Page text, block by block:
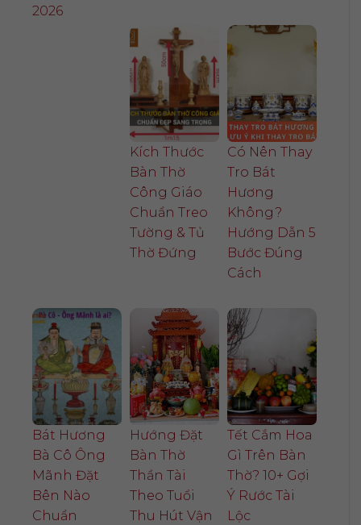
2026
Kích Thước
Bàn Thờ
Công Giáo
Chuẩn Treo
Tường & Tủ
Thờ Đứng
Có Nên Thay
Tro Bát
Hương
Không?
Hướng Dẫn 5
Bước Đúng
Cách
Bát Hương
Bà Cô Ông
Mãnh Đặt
Bên Nào
Chuẩn
Hướng Đặt
Bàn Thờ
Thần Tài
Theo Tuổi
Thu Hút Vận
Tết Cắm Hoa
Gì Trên Bàn
Thờ? 10+ Gợi
Ý Rước Tài
Lộc